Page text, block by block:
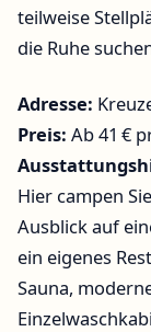
teilweise
die Ruhe
Adresse:
Preis: Ab 41 €
Hier campen
Ausblick auf
ein eigenes
Sauna,